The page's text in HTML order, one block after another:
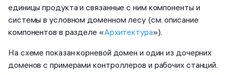
единицы продукта и связанные с ним компоненты и
системы в условном доменном лесу (см. описание
компонентов в разделе «Архитектура»).
На схеме показан корневой домен и один из дочерних
доменов с примерами контроллеров и рабочих станций.